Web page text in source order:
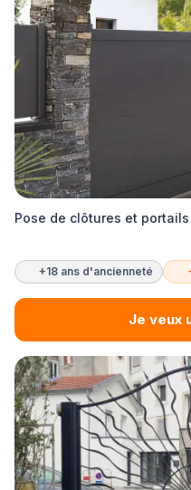
Pose de clôtures et
+18 ans d'ancienneté
Je veux